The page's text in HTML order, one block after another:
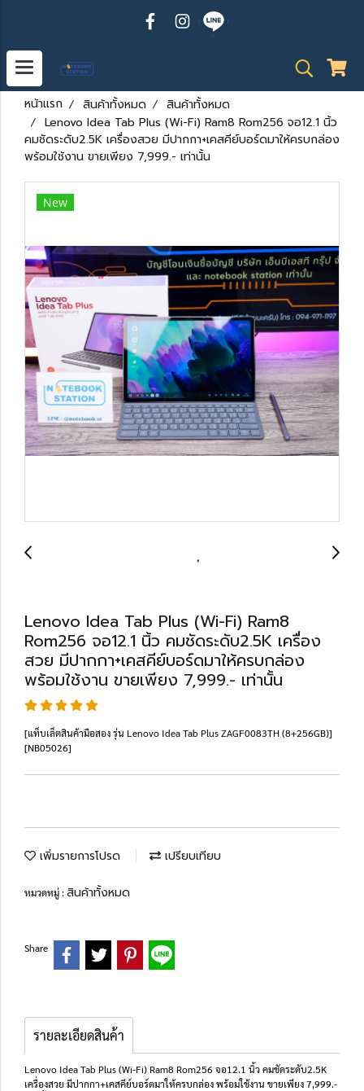
หน้าแรก สินค้าทั้งหมด
สินค้าทั้งหมด
Lenovo Idea Tab Plus (Wi-Fi) Ram8 Rom256 จอ12.1 นิ้ว
คมชัดระดับ2.5K เครื่องสวย มีปากกา+เคสคีย์บอร์ดมาให้ครบกล่อง
พร้อมใช้งาน ขายเพียง 7,999.- เท่านั้น
New
Lenovo Idea Tab Plus (Wi-Fi) Ram8
Rom256 จอ12.1 นิ้ว คมชัดระดับ2.5K เครื่อง
สวย มีปากกา+เคสคีย์บอร์ดมาให้ครบกล่อง
พร้อมใช้งาน ขายเพียง 7,999.- เท่านั้น
[แท็บเล็ตสินค้ามือสอง รุ่น Lenovo Idea Tab Plus ZAGF0083TH (8+256GB)]
[NB05026]
เพิ่มรายการโปรด เปรียบเทียบ
หมวดหมู่ :สินค้าทั้งหมด
Share
รายละเอียดสินค้า
Lenovo Idea Tab Plus (Wi-Fi) Ram8 Rom256 จอ12.1 นิ้ว คมชัดระดับ2.5K
เครื่องสวย มีปากกา+เคสคีย์บอร์ดมาให้ครบกล่อง พร้อมใช้งาน ขายเพียง 7,999.-